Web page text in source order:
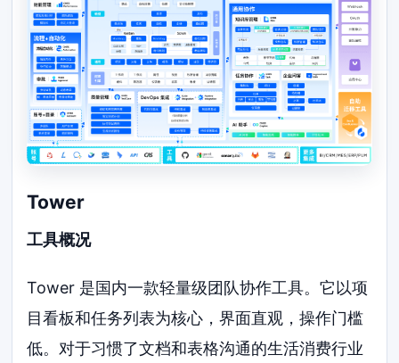
Tower
工具概况
Tower 是国内一款轻量级团队协作工具。它以项
目看板和任务列表为核心，界面直观，操作门槛
低。对于习惯了文档和表格沟通的生活消费行业